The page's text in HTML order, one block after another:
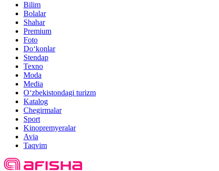
Bilim
Bolalar
Shahar
Premium
Foto
Do‘konlar
Stendap
Texno
Moda
Media
O‘zbekistondagi turizm
Katalog
Chegirmalar
Sport
Kinopremyeralar
Avia
Taqvim